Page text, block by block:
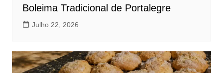
Boleima Tradicional de Portalegre
Julho 22, 2026